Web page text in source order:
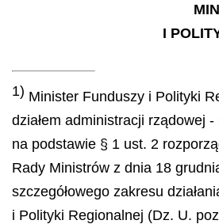
I
1) Minister Funduszy i Polityki
działem administracji rządowej
na podstawie § 1 ust. 2
Rady Ministrów z dnia 18
szczegółowego zakresu
i Polityki Regionalnej (Dz. U.